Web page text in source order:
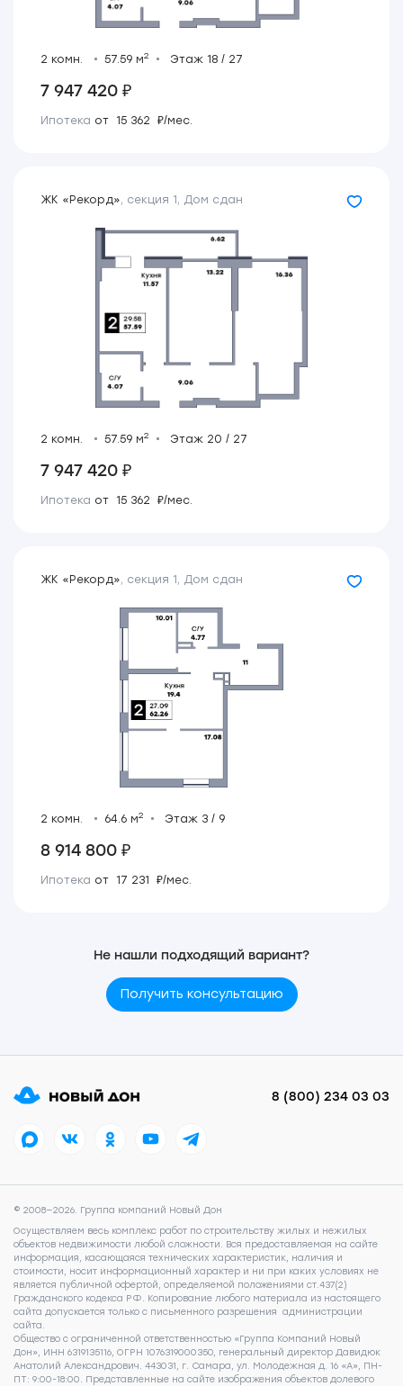
2 комн. 57.59 м2 Этаж 18 / 27
7 947 420 ₽
Ипотека от 15 362 ₽/мес.
ЖК «Рекорд», секция 1, Дом сдан
2 комн. 57.59 м2 Этаж 20 / 27
7 947 420 ₽
Ипотека от 15 362 ₽/мес.
ЖК «Рекорд», секция 1, Дом сдан
2 комн. 64.6 м2 Этаж 3 / 9
8 914 800 ₽
Ипотека от 17 231 ₽/мес.
Не нашли подходящий вариант?
Получить консультацию
8 (800) 234 03 03
© 2008—2026. Группа компаний Новый Дон
Осуществляем весь комплекс работ по строительству жилых и нежилых
объектов недвижимости любой сложности. Вся предоставляемая на сайте
информация, касающаяся технических характеристик, наличия и
стоимости, носит информационный характер и ни при каких условиях не
является публичной офертой, определяемой положениями ст.437(2)
Гражданского кодекса РФ. Копирование любого материала из настоящего
сайта допускается только с письменного разрешения администрации
сайта.
Общество с ограниченной ответственностью «Группа Компаний Новый
Дон», ИНН 6319135116, ОГРН 1076319000350, генеральный директор Давидюк
Анатолий Александрович. 443031, г. Самара, ул. Молодежная д. 16 «А», ПН-
ПТ: 9:00-18:00. Представленные на сайте изображения объектов долевого